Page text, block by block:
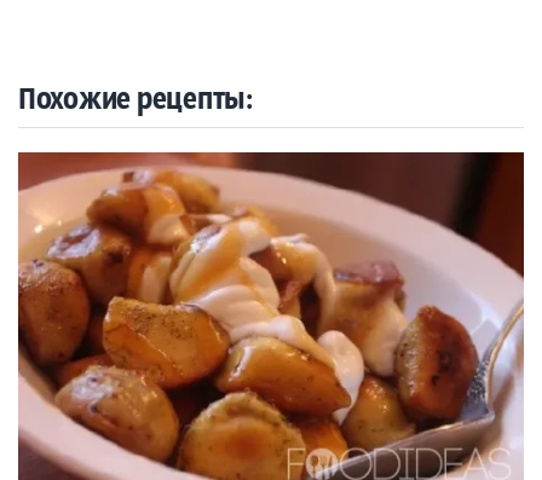
Похожие рецепты: